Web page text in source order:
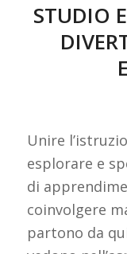
STUDIO
Unire
esplorare e
di
coinvolgere
partono da